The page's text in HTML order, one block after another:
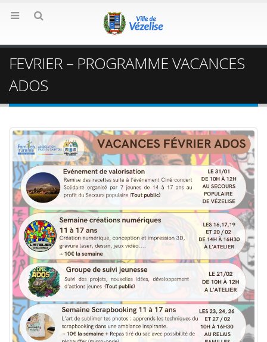
FEVRIER – PROGRAMME VACANCES
ADOS